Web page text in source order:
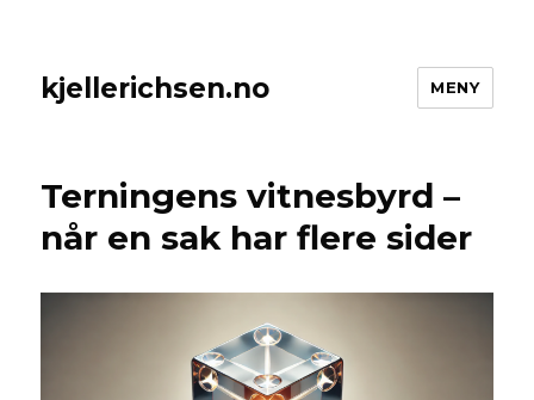
kjellerichsen.no MENY
Terningens vitnesbyrd –
når en sak har flere sider